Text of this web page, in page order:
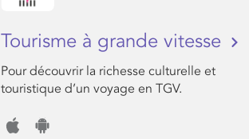
Tourisme à grande vitesse
Pour découvrir la richesse culturelle et
touristique d’un voyage en TGV.